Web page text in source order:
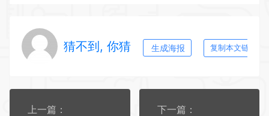
猜不到, 你猜 生成海报 复制本文链接
上一篇：
下一篇：